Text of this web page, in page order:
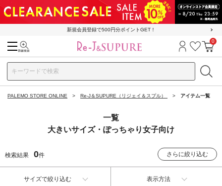
新規会員登録で500円分ポイントGET！
ログイン
お気に
カ
0
PALEMO STORE ONLINE Re-J＆SUPURE（リジェイ＆スプル） アイテム一覧
一覧
大きいサイズ・ぽっちゃり女子向け
検索結果 0件 さらに絞り込む
サイズで絞り込む 表示方法